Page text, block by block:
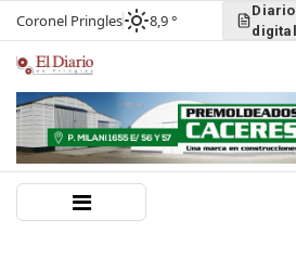
Coronel Pringles 8,9 °
Diario
digital